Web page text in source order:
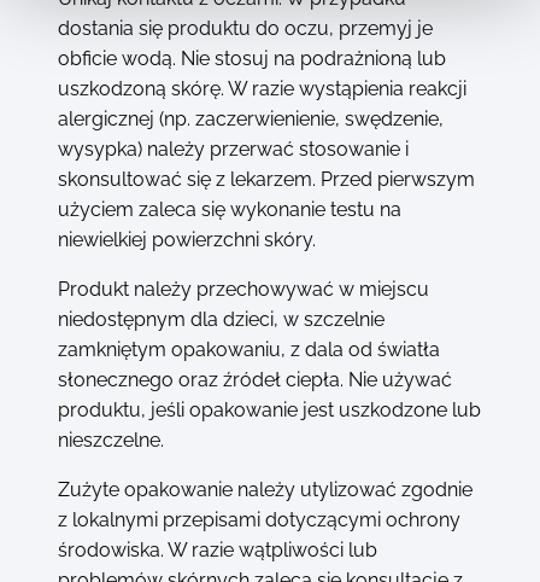
dostania się produktu do oczu, przemyj je
obficie wodą. Nie stosuj na podrażnioną lub
uszkodzoną skórę. W razie wystąpienia reakcji
alergicznej (np. zaczerwienienie, swędzenie,
wysypka) należy przerwać stosowanie i
skonsultować się z lekarzem. Przed pierwszym
użyciem zaleca się wykonanie testu na
niewielkiej powierzchni skóry.
Produkt należy przechowywać w miejscu
niedostępnym dla dzieci, w szczelnie
zamkniętym opakowaniu, z dala od światła
słonecznego oraz źródeł ciepła. Nie używać
produktu, jeśli opakowanie jest uszkodzone lub
nieszczelne.
Zużyte opakowanie należy utylizować zgodnie
z lokalnymi przepisami dotyczącymi ochrony
środowiska. W razie wątpliwości lub